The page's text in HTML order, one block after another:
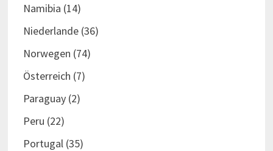
Namibia (14)
Niederlande(36)
Norwegen (74)
Österreich (7)
Paraguay(2)
Peru (22)
Portugal (35)